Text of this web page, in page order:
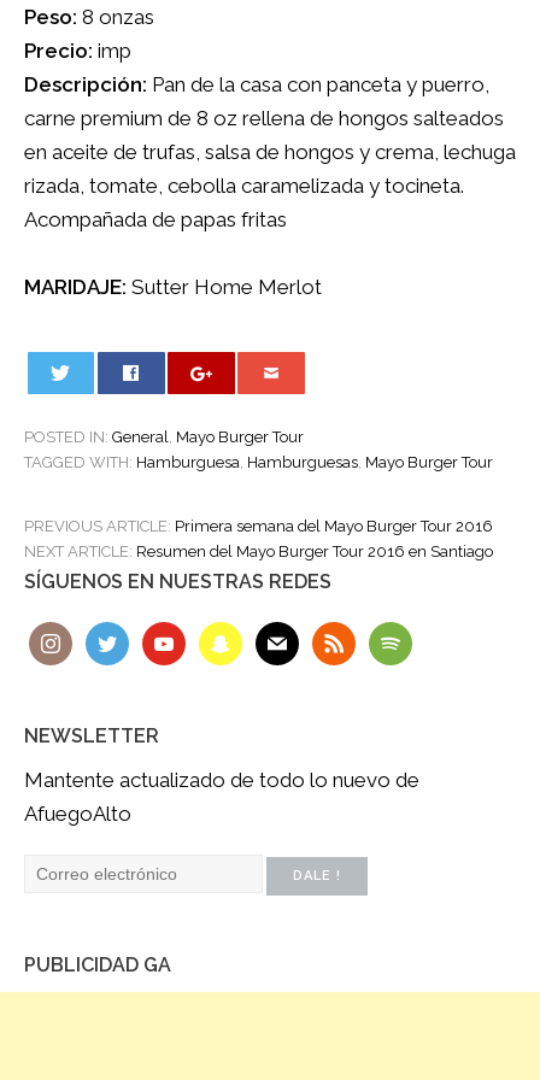
Peso: 8 onzas
Precio: imp
Descripción: Pan de la casa con panceta y puerro,
carne premium de 8 oz rellena de hongos salteados
en aceite de trufas, salsa de hongos y crema, lechuga
rizada, tomate, cebolla caramelizada y tocineta.
Acompañada de papas fritas
MARIDAJE: Sutter Home Merlot
POSTED IN: General
Mayo Burger Tour
TAGGED WITH: Hamburguesa Hamburguesas Mayo Burger Tour
POST
NAVIGATION
PREVIOUS ARTICLE: Primera semana del Mayo Burger Tour 2016
NEXT ARTICLE: Resumen del Mayo Burger Tour 2016 en Santiago
SÍGUENOS EN NUESTRAS REDES
NEWSLETTER
Mantente actualizado de todo lo nuevo de
AfuegoAlto
PUBLICIDAD GA